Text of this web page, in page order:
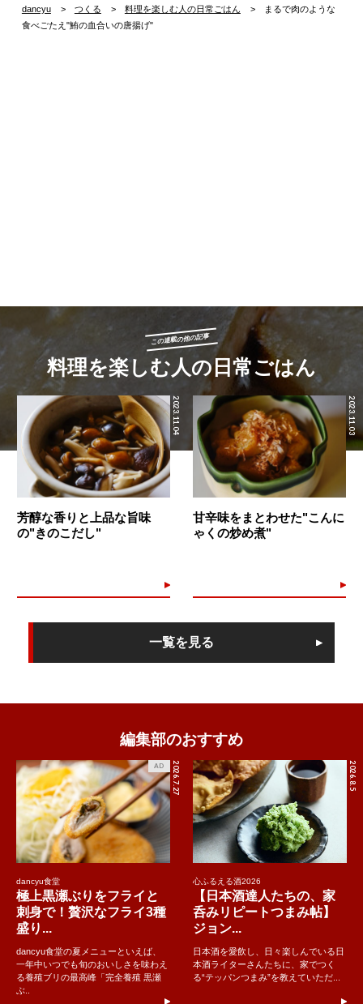
dancyu つくる 料理を楽しむ人の日常ごはん
まるで肉のような
食べごたえ"鮪の血合いの唐揚げ"
この連載の他の記事
料理を楽しむ人の日常ごはん
2023.11.04
芳醇な香りと上品な旨味
の"きのこだし"
2023.11.03
甘辛味をまとわせた"こんに
ゃくの炒め煮"
一覧を見る
編集部のおすすめ
2026.7.27
AD
dancyu食堂
極上黒瀬ぶりをフライと
刺身で！贅沢なフライ3種
盛り...
dancyu食堂の夏メニューといえば、
一年中いつでも旬のおいしさを味わえ
る養殖ブリの最高峰「完全養殖 黒瀬
ぶ..
2026.8.5
心ふるえる酒2026
【日本酒達人たちの、家
呑みリピートつまみ帖】
ジョン...
日本酒を愛飲し、日々楽しんでいる日
本酒ライターさんたちに、家でつく
る“テッパンつまみ”を教えていただ...